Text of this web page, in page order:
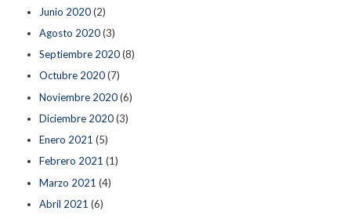
Junio 2020(2)
Agosto 2020(3)
Septiembre 2020(8)
Octubre 2020(7)
Noviembre 2020(6)
Diciembre 2020(3)
Enero 2021 (5)
Febrero 2021 (1)
Marzo 2021 (4)
Abril 2021 (6)